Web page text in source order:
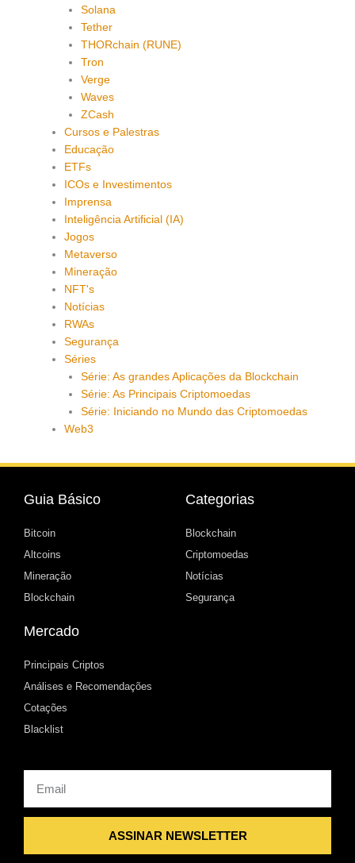
Solana
Tether
THORchain (RUNE)
Tron
Verge
Waves
ZCash
Cursos e Palestras
Educação
ETFs
ICOs e Investimentos
Imprensa
Inteligência Artificial (IA)
Jogos
Metaverso
Mineração
NFT's
Notícias
RWAs
Segurança
Séries
Série: As grandes Aplicações da Blockchain
Série: As Principais Criptomoedas
Série: Iniciando no Mundo das Criptomoedas
Web3
Guia Básico
Bitcoin
Altcoins
Mineração
Blockchain
Categorias
Blockchain
Criptomoedas
Notícias
Segurança
Mercado
Principais Criptos
Análises e Recomendações
Cotações
Blacklist
ASSINAR NEWSLETTER